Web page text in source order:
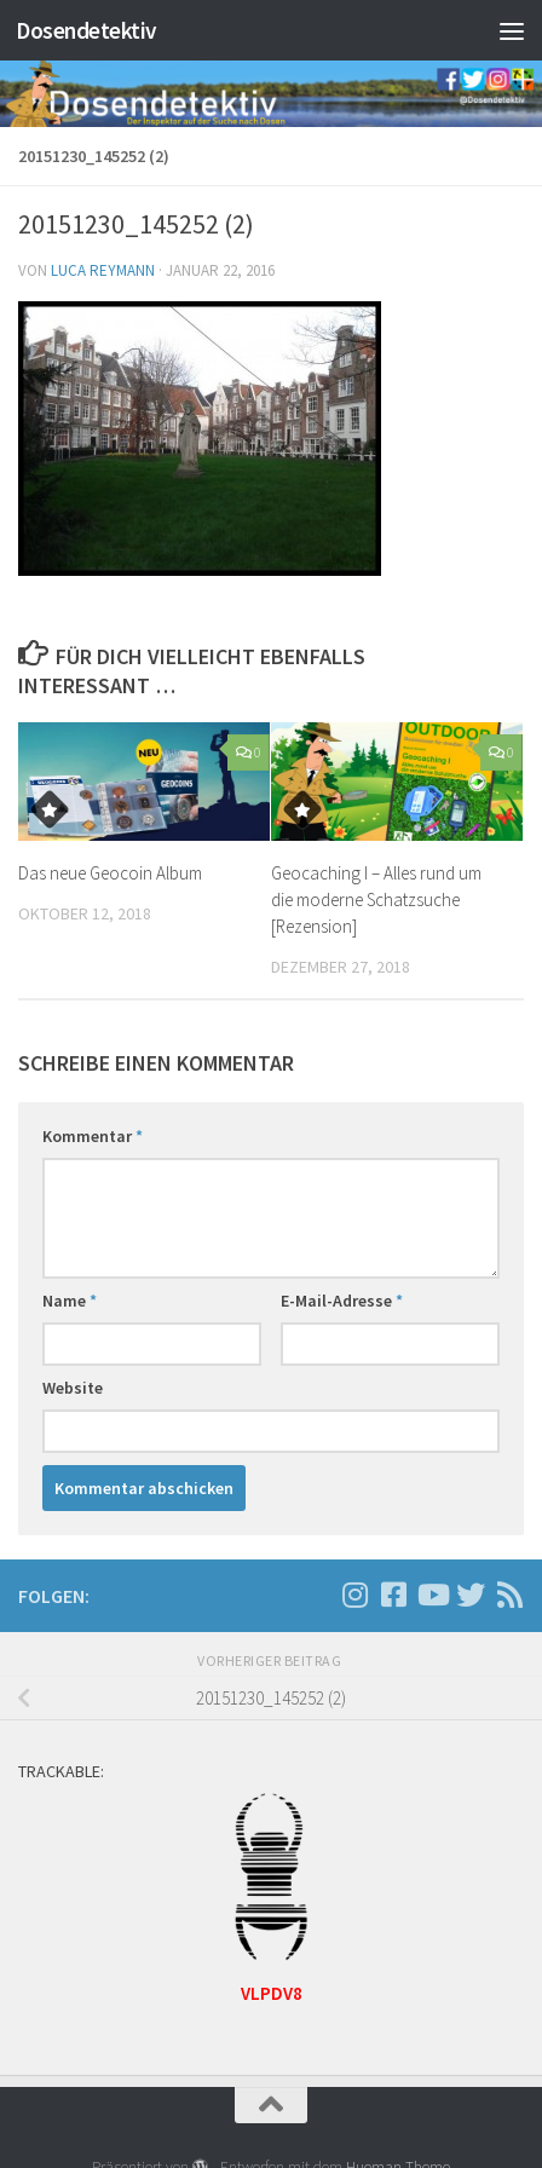
Zum Inhalt springen
Dosendetektiv
20151230_145252 (2)
20151230_145252 (2)
VON LUCA REYMANN · JANUAR 22, 2016
FÜR DICH VIELLEICHT EBENFALLS
INTERESSANT …
0
Das neue Geocoin Album
OKTOBER 12, 2018
0
Geocaching I – Alles rund um
die moderne Schatzsuche
[Rezension]
DEZEMBER 27, 2018
SCHREIBE EINEN KOMMENTAR
Kommentar*
Name* E-Mail-Adresse*
Website
FOLGEN:
VORHERIGER BEITRAG
20151230_145252 (2)
TRACKABLE:
VLPDV8